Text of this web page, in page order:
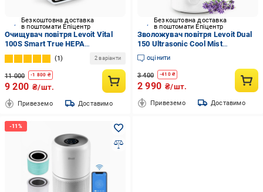
Безкоштовна доставка
в поштомати Епіцентр
Очищувач повітря Levoit Vital
100S Smart True HEPA
(2437901056)
1 2 варіанти
11 000 -1 800 ₴
9 200 ₴/шт.
Привеземо Доставимо
Безкоштовна доставка
в поштомати Епіцентр
Зволожувач повітря Levoit Dual
150 Ultrasonic Cool Mist
Humidifier 25 Вт 3 л до 25 год.
роботи ультразвуковий 360°
оцінити
3 400 -410₴
2 990 ₴/шт.
Привеземо Доставимо